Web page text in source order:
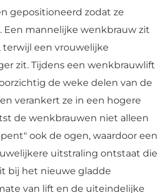
gepositioneerd zodat ze
Een mannelijke wenkbrauw zit
terwijl een vrouwelijke
zit. Tijdens een wenkbrauwlift
de weke delen van de
verankert ze in een hogere
de wenkbrauwen niet alleen
ook de ogen, waardoor een
uitstraling ontstaat die
bij het nieuwe gladde
van lift en de uiteindelijke